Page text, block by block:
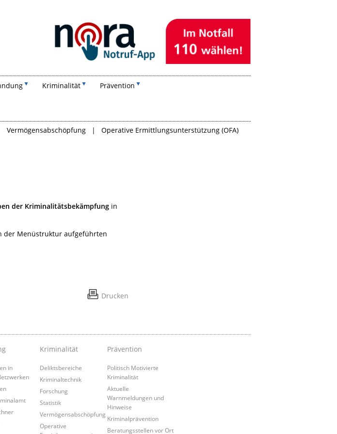
Kriminalität Prävention
Vermögensabschöpfung Operative Ermittlungsunterstützung (OFA)
der Kriminalitätsbekämpfung in
der Menüstruktur aufgeführten
Drucken
in
Kriminalität
Deliktsbereiche
Kriminaltechnik
Forschung
Statistik
Vermögensabschöpfung
Operative
Prävention
Politisch Motivierte
Kriminalität
Aktuelle
Warnmeldungen und
Hinweise
Kriminalprävention
Beratungsstellen vor Ort